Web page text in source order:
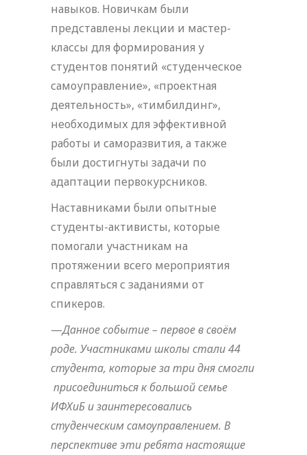
навыков. Новичкам были
представлены лекции и мастер-
классы для формирования у
студентов понятий «студенческое
самоуправление», «проектная
деятельность», «тимбилдинг»,
необходимых для эффективной
работы и саморазвития, а также
были достигнуты задачи по
адаптации первокурсников.
Наставниками были опытные
студенты-активисты, которые
помогали участникам на
протяжении всего мероприятия
справляться с заданиями от
спикеров.
—Данное событие – первое в своём
роде. Участниками школы стали 44
студента, которые за три дня смогли
присоединиться к большой семье
ИФХиБ и заинтересовались
студенческим самоуправлением. В
перспективе эти ребята настоящие